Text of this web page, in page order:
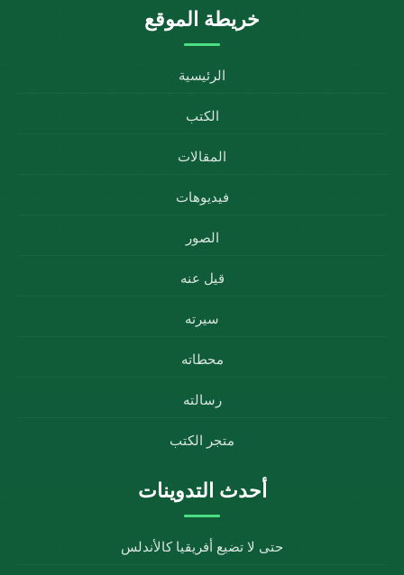
خريطة الموقع
الرئيسية
الكتب
المقالات
فيديوهات
الصور
قيل عنه
سيرته
محطاته
رسالته
متجر الكتب
أحدث التدوينات
حتى لا تضيع أفريقيا كالأندلس